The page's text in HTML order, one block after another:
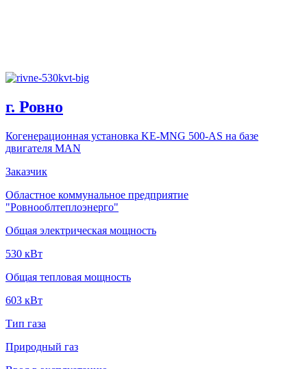
г. Ровно
Когенерационная установка KE-MNG 500-AS на базе
двигателя MAN
Заказчик
Областное коммунальное предприятие
"Ровнооблтеплоэнерго"
Общая электрическая мощность
530 кВт
Общая тепловая мощность
603 кВт
Тип газа
Природный газ